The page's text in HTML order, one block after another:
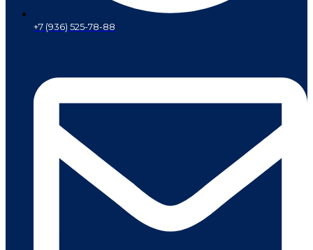
+7 (936) 525-78-88